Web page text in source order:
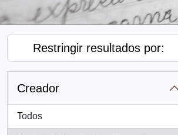
Restringir resultados por:
Creador
Todos